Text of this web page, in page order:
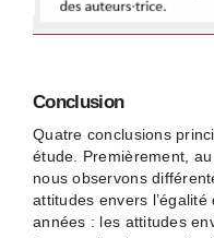
Conclusion
Quatre conclusions
étude. Premièrement,
nous observons
attitudes envers
années : les attitudes